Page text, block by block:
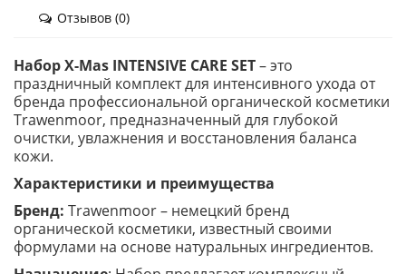
Отзывов (0)
Набор X-Mas INTENSIVE CARE SET– это
праздничный комплект для интенсивного ухода от
бренда профессиональной органической косметики
Trawenmoor, предназначенный для глубокой
очистки, увлажнения и восстановления баланса
кожи.
Характеристики и преимущества
Бренд: Trawenmoor – немецкий бренд
органической косметики, известный своими
формулами на основе натуральных ингредиентов.